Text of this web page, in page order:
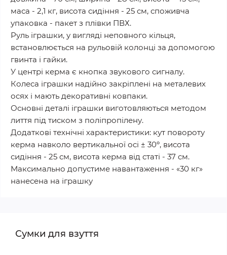
маса - 2,1 кг, висота сидіння - 25 см, споживча
упаковка - пакет з плівки ПВХ.
Руль іграшки, у вигляді неповного кільця,
встановлюється на рульовій колонці за допомогою
гвинта і гайки.
У центрі керма є кнопка звукового сигналу.
Колеса іграшки надійно закріплені на металевих
осях і мають декоративні ковпаки.
Основні деталі іграшки виготовляються методом
лиття під тиском з поліпропілену.
Додаткові технічні характеристики: кут повороту
керма навколо вертикальної осі ± 30º, висота
сидіння - 25 см, висота керма від статі - 37 см.
Максимально допустиме навантаження - «30 кг»
нанесена на іграшку
Сумки для взуття